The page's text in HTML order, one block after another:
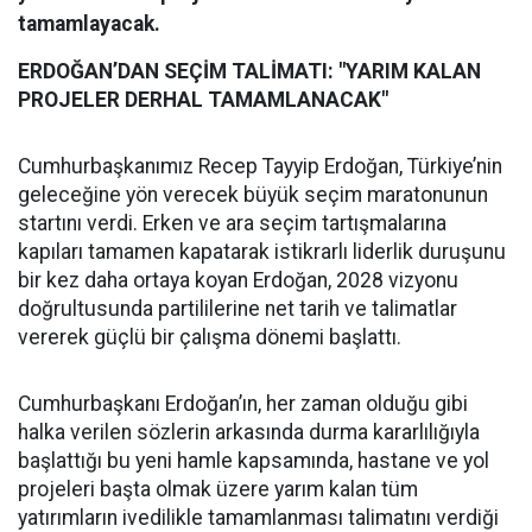
tamamlayacak.
ERDOĞAN’DAN SEÇİM TALİMATI: "YARIM KALAN
PROJELER DERHAL TAMAMLANACAK"
Cumhurbaşkanımız Recep Tayyip Erdoğan, Türkiye’nin
geleceğine yön verecek büyük seçim maratonunun
startını verdi. Erken ve ara seçim tartışmalarına
kapıları tamamen kapatarak istikrarlı liderlik duruşunu
bir kez daha ortaya koyan Erdoğan, 2028 vizyonu
doğrultusunda partililerine net tarih ve talimatlar
vererek güçlü bir çalışma dönemi başlattı.
Cumhurbaşkanı Erdoğan’ın, her zaman olduğu gibi
halka verilen sözlerin arkasında durma kararlılığıyla
başlattığı bu yeni hamle kapsamında, hastane ve yol
projeleri başta olmak üzere yarım kalan tüm
yatırımların ivedilikle tamamlanması talimatını verdiği